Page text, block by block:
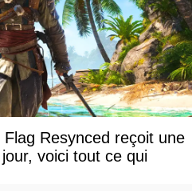
Resynced reçoit une
voici tout ce qui